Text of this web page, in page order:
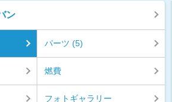
ン
パーツ (5)
燃費
フォトギャラリー